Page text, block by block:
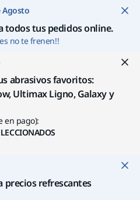
Ir a contenido
Agosto
todos tus pedidos online.
no te frenen!!
abrasivos favoritos:
Ultimax Ligno, Galaxy y
en pago):
precios refrescantes